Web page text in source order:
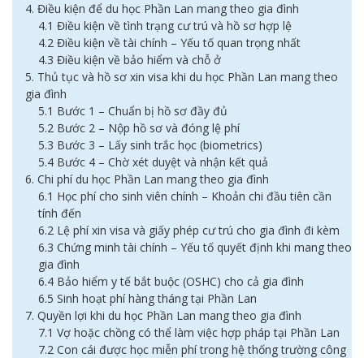
4. Điều kiện để du học Phần Lan mang theo gia đình
4.1 Điều kiện về tình trạng cư trú và hồ sơ hợp lệ
4.2 Điều kiện về tài chính – Yếu tố quan trọng nhất
4.3 Điều kiện về bảo hiểm và chỗ ở
5. Thủ tục và hồ sơ xin visa khi du học Phần Lan mang theo
gia đình
5.1 Bước 1 – Chuẩn bị hồ sơ đầy đủ
5.2 Bước 2 – Nộp hồ sơ và đóng lệ phí
5.3 Bước 3 – Lấy sinh trắc học (biometrics)
5.4 Bước 4 – Chờ xét duyệt và nhận kết quả
6. Chi phí du học Phần Lan mang theo gia đình
6.1 Học phí cho sinh viên chính – Khoản chi đầu tiên cần
tính đến
6.2 Lệ phí xin visa và giấy phép cư trú cho gia đình đi kèm
6.3 Chứng minh tài chính – Yếu tố quyết định khi mang theo
gia đình
6.4 Bảo hiểm y tế bắt buộc (OSHC) cho cả gia đình
6.5 Sinh hoạt phí hàng tháng tại Phần Lan
7. Quyền lợi khi du học Phần Lan mang theo gia đình
7.1 Vợ hoặc chồng có thể làm việc hợp pháp tại Phần Lan
7.2 Con cái được học miễn phí trong hệ thống trường công